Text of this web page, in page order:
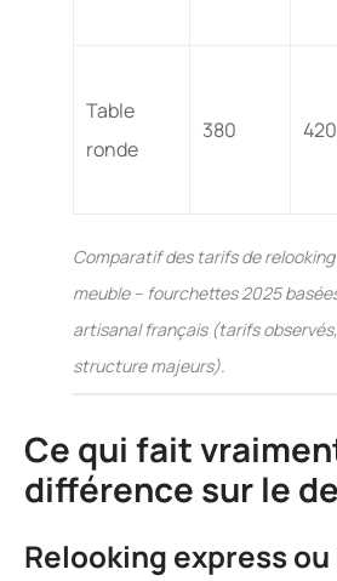
Table
ronde
380 420
Comparatif des tarifs de
meuble – fourchettes 2025
artisanal français (tarifs
structure majeurs).
Ce qui fait
différence sur le
Relooking express